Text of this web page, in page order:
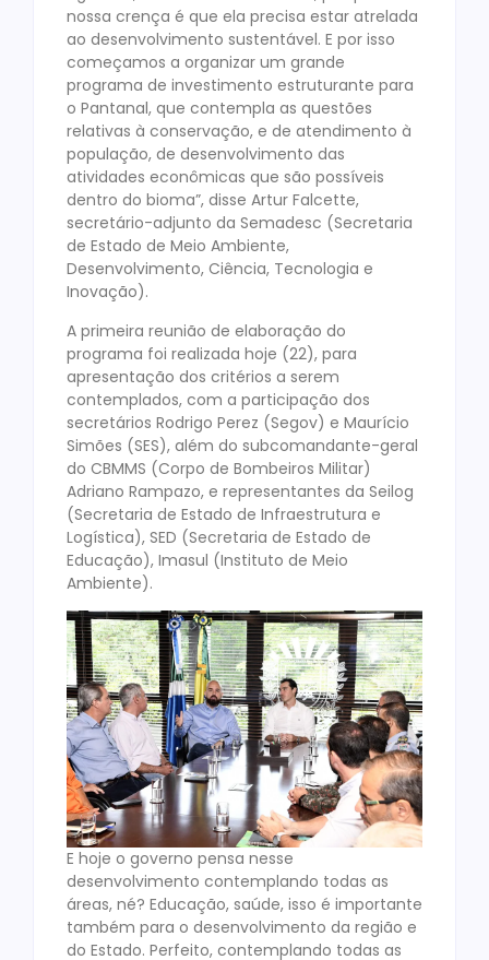
nossa crença é que ela precisa estar atrelada
ao desenvolvimento sustentável. E por isso
começamos a organizar um grande
programa de investimento estruturante para
o Pantanal, que contempla as questões
relativas à conservação, e de atendimento à
população, de desenvolvimento das
atividades econômicas que são possíveis
dentro do bioma”, disse Artur Falcette,
secretário-adjunto da Semadesc (Secretaria
de Estado de Meio Ambiente,
Desenvolvimento, Ciência, Tecnologia e
Inovação).
A primeira reunião de elaboração do
programa foi realizada hoje (22), para
apresentação dos critérios a serem
contemplados, com a participação dos
secretários Rodrigo Perez (Segov) e Maurício
Simões (SES), além do subcomandante-geral
do CBMMS (Corpo de Bombeiros Militar)
Adriano Rampazo, e representantes da Seilog
(Secretaria de Estado de Infraestrutura e
Logística), SED (Secretaria de Estado de
Educação), Imasul (Instituto de Meio
Ambiente).
E hoje o governo pensa nesse
desenvolvimento contemplando todas as
áreas, né? Educação, saúde, isso é importante
também para o desenvolvimento da região e
do Estado. Perfeito, contemplando todas as